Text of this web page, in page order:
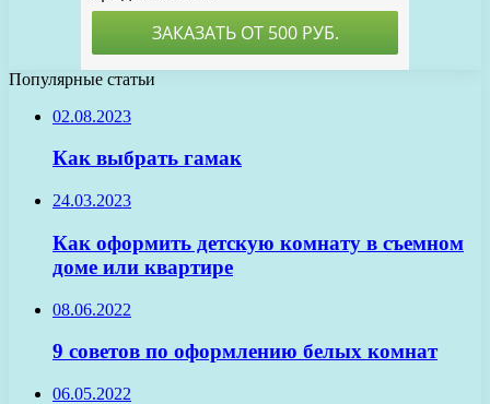
Популярные статьи
02.08.2023
Как выбрать гамак
24.03.2023
Как оформить детскую комнату в съемном
доме или квартире
08.06.2022
9 советов по оформлению белых комнат
06.05.2022